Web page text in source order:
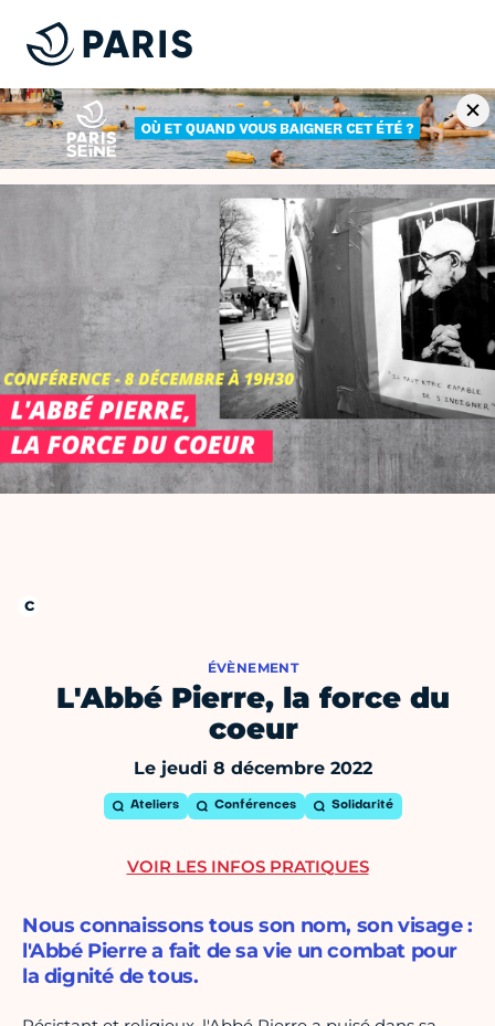
ÉVÈNEMENT
L'Abbé Pierre, la force du
coeur
Le jeudi 8 décembre 2022
Ateliers Conférences Solidarité
Nous connaissons tous son nom, son visage :
l'Abbé Pierre a fait de sa vie un combat pour
la dignité de tous.
VOIR LES INFOS PRATIQUES